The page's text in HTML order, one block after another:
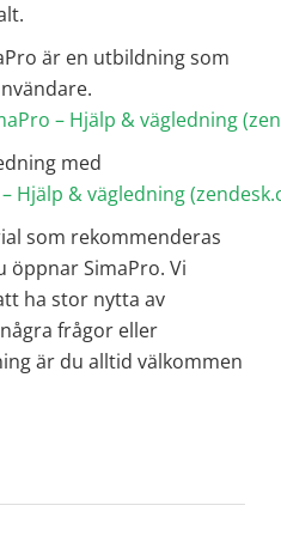
är en utbildning som
– Hjälp & vägledning
med
Hjälp & vägledning
som rekommenderas
öppnar SimaPro. Vi
ha stor nytta av
frågor eller
är du alltid välkommen